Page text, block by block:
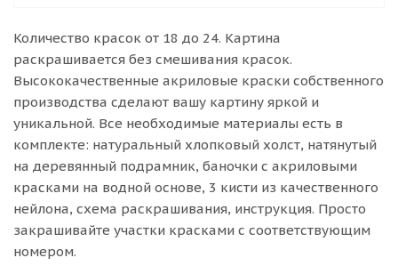
Количество красок от 18 до 24. Картина
раскрашивается без смешивания красок.
Высококачественные акриловые краски собственного
производства сделают вашу картину яркой и
уникальной. Все необходимые материалы есть в
комплекте: натуральный хлопковый холст, натянутый
на деревянный подрамник, баночки с акриловыми
красками на водной основе, 3 кисти из качественного
нейлона, схема раскрашивания, инструкция. Просто
закрашивайте участки красками с соответствующим
номером.